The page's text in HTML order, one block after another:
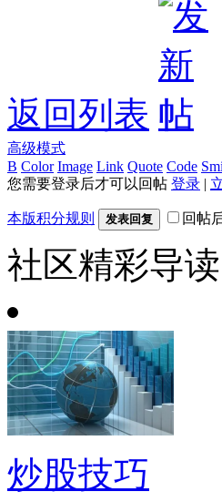
返回列表
高级模式
B Color Image Link Quote Code
您需要登录后才可以回帖 登录 |
本版积分规则 发表回复 回帖
社区精彩导读
炒股技巧